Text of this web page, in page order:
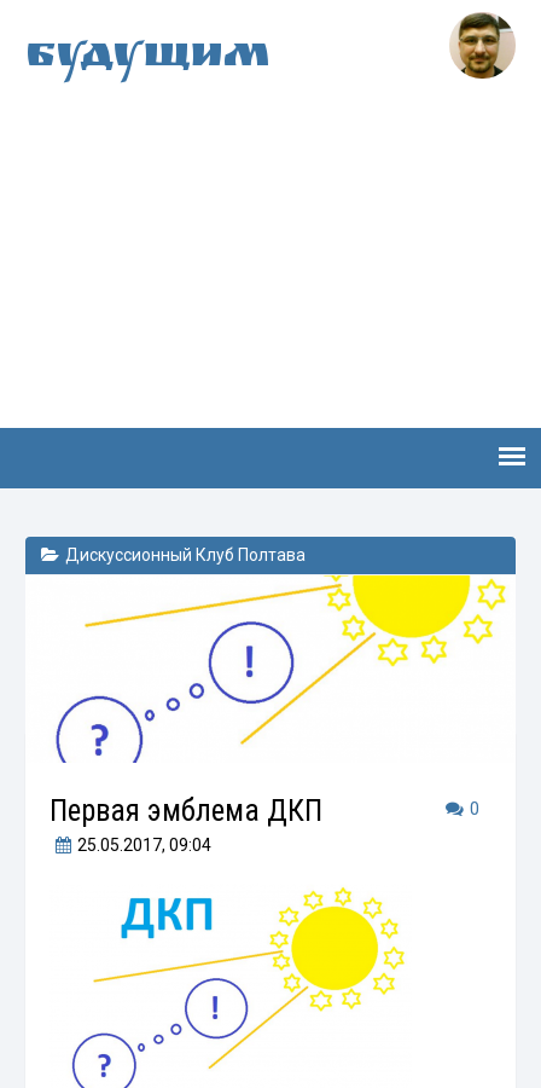
Будущим
Дискуссионный Клуб Полтава
0
Первая эмблема ДКП
25.05.2017, 09:04